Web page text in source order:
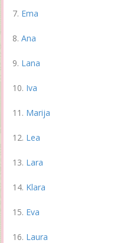
Ema
Ana
Lana
Iva
Marija
Lea
Lara
Klara
Eva
Laura